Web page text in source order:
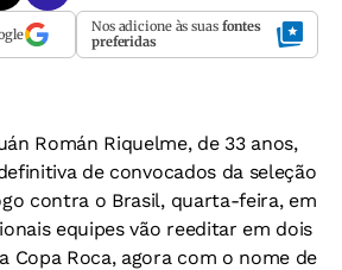
Nos adicione às suas fontes
preferidas
Román Riquelme, de 33 anos,
de convocados da seleção
contra o Brasil, quarta-feira, em
equipes vão reeditar em dois
Copa Roca, agora com o nome de